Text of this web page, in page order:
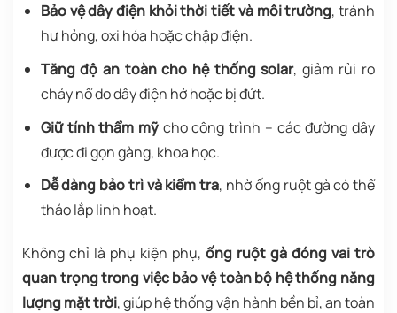
Bảo vệ dây điện khỏi thời tiết và môi trường, tránh
hư hỏng, oxi hóa hoặc chập điện.
Tăng độ an toàn cho hệ thống solar, giảm rủi ro
cháy nổ do dây điện hở hoặc bị đứt.
Giữ tính thẩm mỹcho công trình – các đường dây
được đi gọn gàng, khoa học.
Dễ dàng bảo trì và kiểm tra, nhờ ống ruột gà có thể
tháo lắp linh hoạt.
Không chỉ là phụ kiện phụ, ống ruột gà đóng vai trò
quan trọng trong việc bảo vệ toàn bộ hệ thống năng
lượng mặt trời, giúp hệ thống vận hành bền bỉ, an toàn